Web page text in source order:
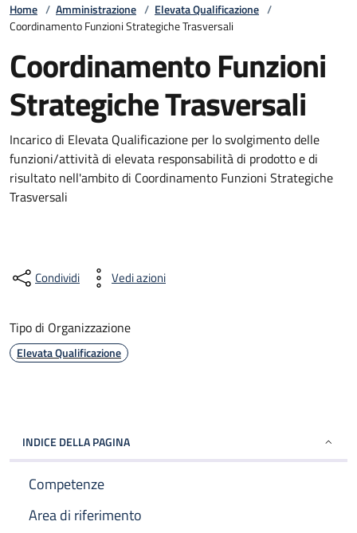
Home / Amministrazione / Elevata Qualificazione /
Coordinamento Funzioni Strategiche Trasversali
Coordinamento Funzioni
Strategiche Trasversali
Incarico di Elevata Qualificazione per lo svolgimento delle
funzioni/attività di elevata responsabilità di prodotto e di
risultato nell'ambito di Coordinamento Funzioni Strategiche
Trasversali
Condividi Vedi azioni
Tipo di Organizzazione
Elevata Qualificazione
INDICE DELLA PAGINA
Competenze
Area di riferimento